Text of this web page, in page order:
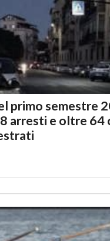
primo semestre
arresti e oltre 64